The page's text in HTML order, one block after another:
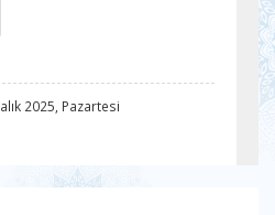
2025, Pazartesi